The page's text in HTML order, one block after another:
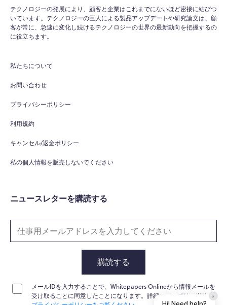
テクノロジーの発展により、顧客と企業はこれまでにないほど密接に結びつ
いています。テクノロジーの巨人による製品アップデートや研究論文は、顧
客が常に、急速に変化し続けるテクノロジーの世界の最新動向を把握するの
に役立ちます。
私たちについて
お問い合わせ
プライバシーポリシー
利用規約
キャンセル/返金ポリシー
私の個人情報を販売しないでください
ニュースレターを購読する
購読する
メールIDを入力することで、Whitepapers Onlineから情報メールを
受け取ることに同意したことになります。詳細については、当社の
Hi there! 👋
How can you help me?
Tell me about your services
Home Messages News
Help